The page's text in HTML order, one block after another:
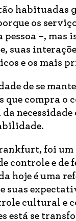
habituadas
os
–, mas
suas
e os mais
de se
que compra o
necessidade
foi
controle e de
hoje é uma
suas
cultural e
está se